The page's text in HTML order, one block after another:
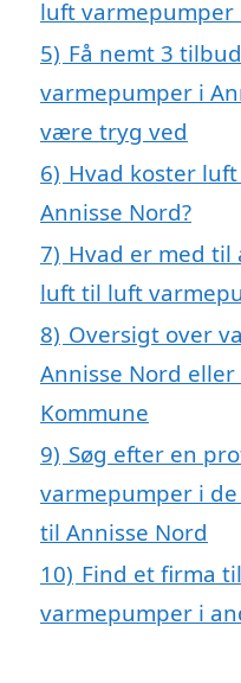
luft varmepumper
5) Få nemt 3
varmepumper i
være tryg ved
6) Hvad koster
Annisse Nord?
7) Hvad er med til
luft til luft
8) Oversigt over
Annisse Nord
Kommune
9) Søg efter en
varmepumper i
til Annisse Nord
10) Find et firma
varmepumper i